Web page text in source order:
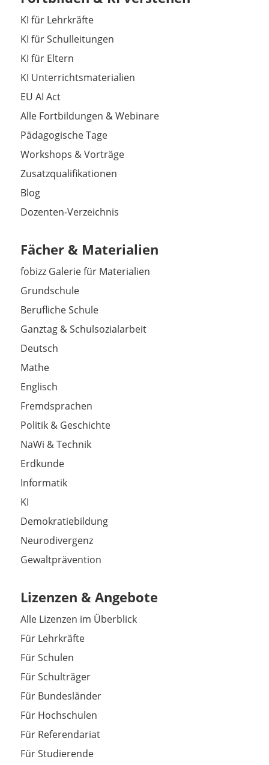
KI für Lehrkräfte
KI für Schulleitungen
KI für Eltern
KI Unterrichtsmaterialien
EU AI Act
Alle Fortbildungen & Webinare
Pädagogische Tage
Workshops & Vorträge
Zusatzqualifikationen
Blog
Dozenten-Verzeichnis
Fächer & Materialien
fobizz Galerie für Materialien
Grundschule
Berufliche Schule
Ganztag & Schulsozialarbeit
Deutsch
Mathe
Englisch
Fremdsprachen
Politik & Geschichte
NaWi & Technik
Erdkunde
Informatik
KI
Demokratiebildung
Neurodivergenz
Gewaltprävention
Lizenzen & Angebote
Alle Lizenzen im Überblick
Für Lehrkräfte
Für Schulen
Für Schulträger
Für Bundesländer
Für Hochschulen
Für Referendariat
Für Studierende